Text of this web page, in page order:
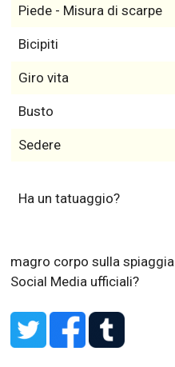
Piede - Misura di scarpe
Bicipiti
Giro vita
Busto
Sedere
Ha un tatuaggio?
magro corpo sulla spiaggia
Social Media ufficiali?